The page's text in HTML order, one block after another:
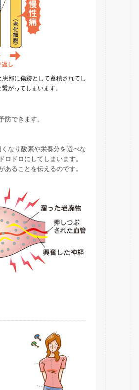
患部に傷跡として蓄積されてし
がってしまいます。
防できます。
なり酸素や栄養分を選べな
ドロにしてしまいます。
ることを伝えるのです。